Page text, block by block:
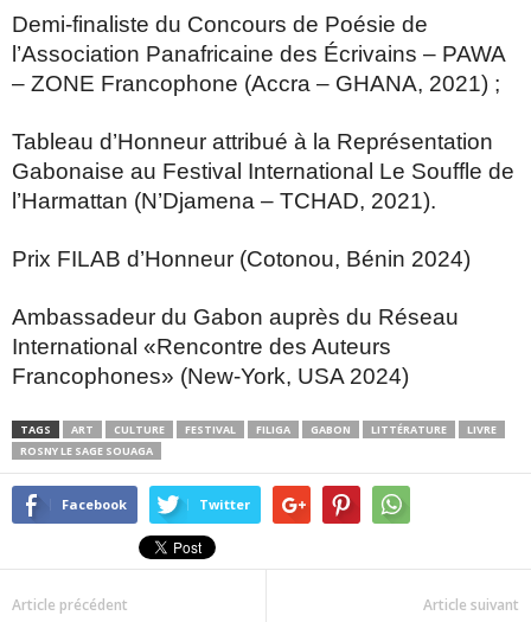
Demi-finaliste du Concours de Poésie de
l’Association Panafricaine des Écrivains – PAWA
– ZONE Francophone (Accra – GHANA, 2021) ;
Tableau d’Honneur attribué à la Représentation
Gabonaise au Festival International Le Souffle de
l’Harmattan (N’Djamena – TCHAD, 2021).
Prix FILAB d’Honneur (Cotonou, Bénin 2024)
Ambassadeur du Gabon auprès du Réseau
International «Rencontre des Auteurs
Francophones» (New-York, USA 2024)
TAGS ART CULTURE FESTIVAL FILIGA GABON LITTÉRATURE
LIVRE
ROSNY LE SAGE SOUAGA
Facebook Twitter
Article précédent Article suivant